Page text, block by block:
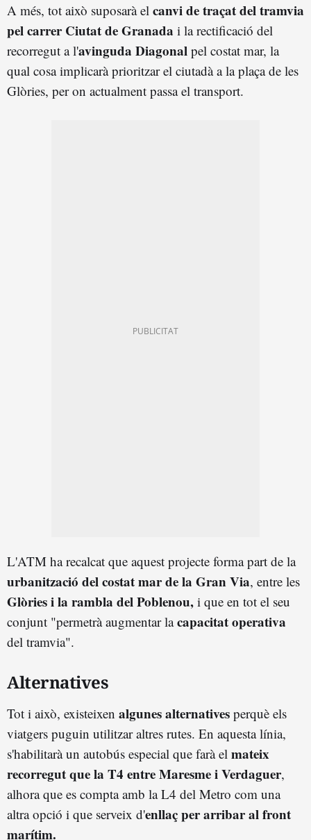
A més, tot això suposarà el canvi de traçat del tramvia
pel carrer Ciutat de Granada i la rectificació del
recorregut a l'avinguda Diagonal pel costat mar, la
qual cosa implicarà prioritzar el ciutadà a la plaça de les
Glòries, per on actualment passa el transport.
L'ATM ha recalcat que aquest projecte forma part de la
urbanització del costat mar de la Gran Via, entre les
Glòries i la rambla del Poblenou, i que en tot el seu
conjunt "permetrà augmentar lacapacitat operativa
del tramvia".
Alternatives
Tot i això, existeixen algunes alternatives perquè els
viatgers puguin utilitzar altres rutes. En aquesta línia,
s'habilitarà un autobús especial que farà el mateix
recorregut que la T4 entre Maresme i Verdaguer,
alhora que es compta amb la L4 del Metro com una
altra opció i que serveix d'enllaç per arribar al front
marítim.